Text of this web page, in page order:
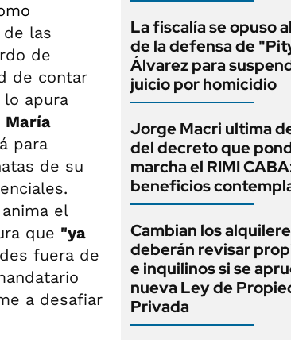
de las
de
de contar
lo apura
María
para
de su
el
que "ya
fuera de
a desafiar
La fiscalía se opuso
de la defensa de
Álvarez para
juicio por homicidio
Jorge Macri ultima
del decreto que
marcha el RIMI
beneficios
Cambian los
deberán revisar
e inquilinos si se
nueva Ley de
Privada